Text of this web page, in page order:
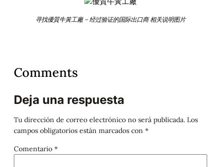
寻找優質牛黃工廠 – 经过验证的国际出口商 相关说明图片
Comments
Deja una respuesta
Tu dirección de correo electrónico no será publicada. Los
campos obligatorios están marcados con *
Comentario *